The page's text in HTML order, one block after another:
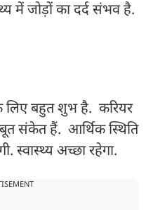
में जोड़ों का दर्द संभव है.
लिए बहुत शुभ है. करियर
संकेत हैं. आर्थिक स्थिति
स्वास्थ्य अच्छा रहेगा.